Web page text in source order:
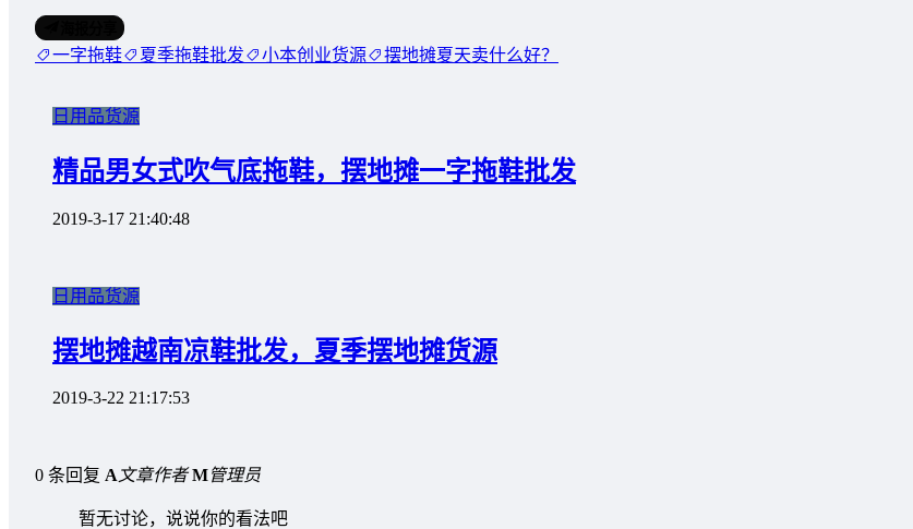
一字拖鞋 夏季拖鞋批发 小本创业货源 摆地摊夏天卖什么好？
日用品货源
精品男女式吹气底拖鞋，摆地摊一字拖鞋批发
2019-3-17 21:40:48
日用品货源
摆地摊越南凉鞋批发，夏季摆地摊货源
2019-3-22 21:17:53
0 条回复 A文章作者 M管理员
暂无讨论，说说你的看法吧